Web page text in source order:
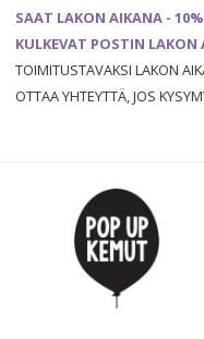
SAAT LAKON AIKANA -
KULKEVAT POSTIN
TOIMITUSTAVAKSI LAKON
OTTAA YHTEYTTÄ, JOS